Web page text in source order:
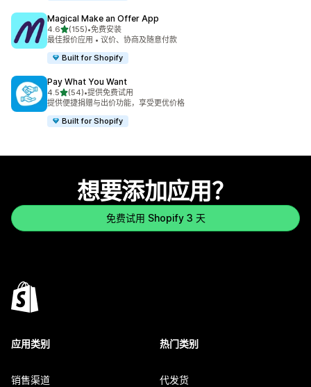
Magical Make an Offer App
4.6星（满分 5 星）
(155)
总共 155 条评论
•免费安装
最佳报价应用 • 议价、协商及随意付款
Built for Shopify
Pay What You Want
4.5星（满分 5 星）
(54)
总共 54 条评论
•提供免费试用
提供便捷捐赠与出价功能，享受更优价格
Built for Shopify
想要添加应用？
免费试用 Shopify 3 天
应用类别
销售渠道
热门类别
代发货